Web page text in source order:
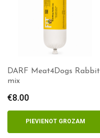
DARF Meat4Dogs Rabbit
mix
€8.00
PIEVIENOT GROZAM